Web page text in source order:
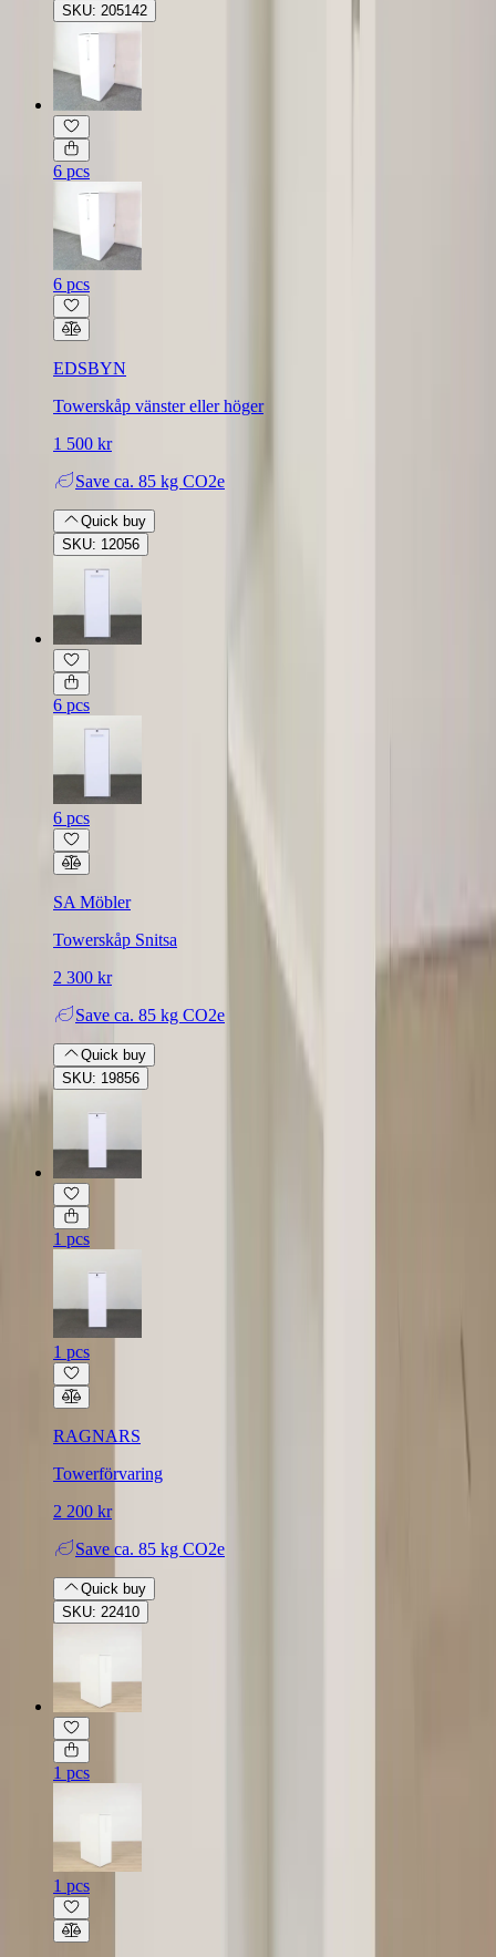
SKU: 205142
6 pcs
6 pcs
EDSBYN
Towerskåp vänster eller höger
1 500 kr
Save ca. 85 kg CO2e
Quick buy
SKU: 12056
6 pcs
6 pcs
SA Möbler
Towerskåp Snitsa
2 300 kr
Save ca. 85 kg CO2e
Quick buy
SKU: 19856
1 pcs
1 pcs
RAGNARS
Towerförvaring
2 200 kr
Save ca. 85 kg CO2e
Quick buy
SKU: 22410
1 pcs
1 pcs